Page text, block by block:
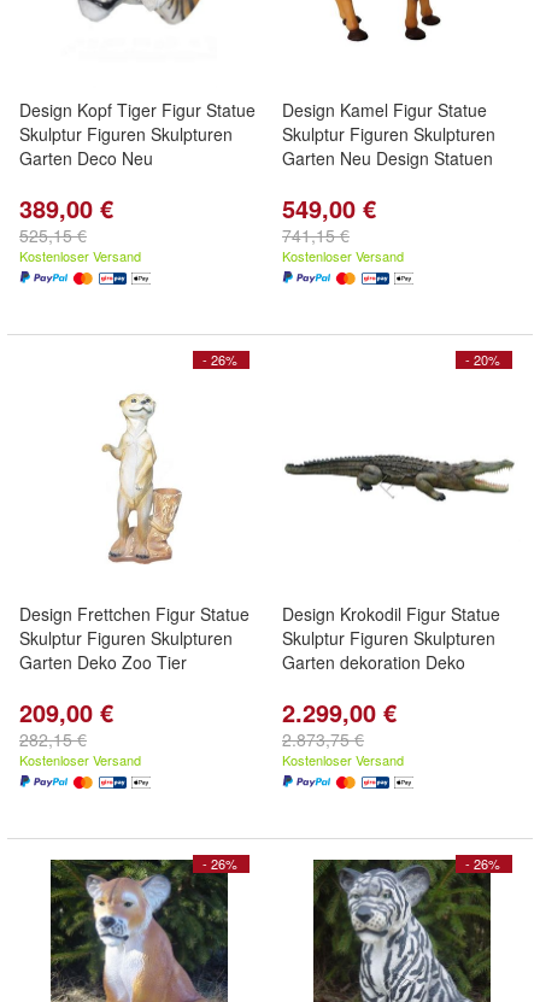
Design Kopf Tiger Figur Statue
Skulptur Figuren Skulpturen
Garten Deco Neu
389,00 €
525,15 €
Kostenloser Versand
Design Kamel Figur Statue
Skulptur Figuren Skulpturen
Garten Neu Design Statuen
549,00 €
741,15 €
Kostenloser Versand
- 26%
Design Frettchen Figur Statue
Skulptur Figuren Skulpturen
Garten Deko Zoo Tier
209,00 €
282,15 €
Kostenloser Versand
- 20%
Design Krokodil Figur Statue
Skulptur Figuren Skulpturen
Garten dekoration Deko
2.299,00 €
2.873,75 €
Kostenloser Versand
- 26% - 26%